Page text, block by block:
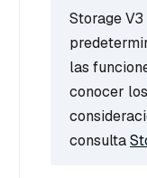
Storage
las
conocer
consulta